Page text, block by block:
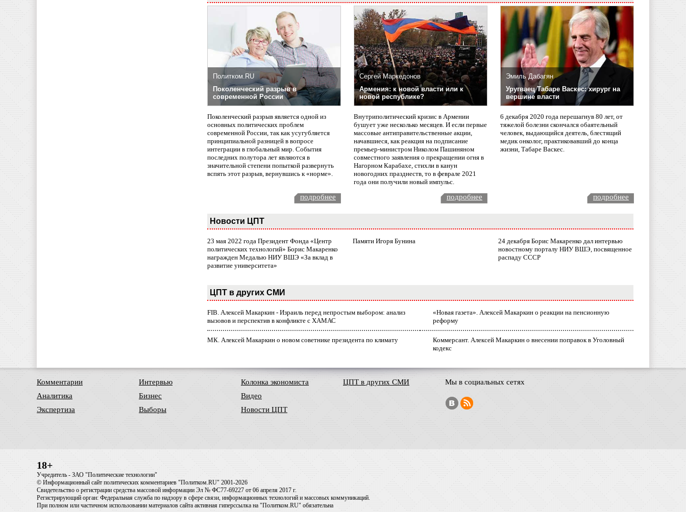
Политком.RU
Поколенческий разрыв в
современной России
Поколенческий разрыв является одной из
основных политических проблем
современной России, так как усугубляется
принципиальной разницей в вопросе
интеграции в глобальный мир. События
последних полутора лет являются в
значительной степени попыткой развернуть
вспять этот разрыв, вернувшись к «норме».
Сергей Маркедонов
Армения: к новой власти или к
новой республике?
Внутриполитический кризис в Армении
бушует уже несколько месяцев. И если первые
массовые антиправительственные акции,
начавшиеся, как реакция на подписание
премьер-министром Николом Пашиняном
совместного заявления о прекращении огня в
Нагорном Карабахе, стихли в канун
новогодних празднеств, то в феврале 2021
года они получили новый импульс.
Эмиль Дабагян
Уругваец Табаре Васкес: хирург на
вершине власти
6 декабря 2020 года перешагнув 80 лет, от
тяжелой болезни скончался обаятельный
человек, выдающийся деятель, блестящий
медик онколог, практиковавший до конца
жизни, Табаре Васкес.
подробнее подробнее подробнее
Новости ЦПТ
23 мая 2022 года Президент Фонда «Центр
политических технологий» Борис Макаренко
награжден Медалью НИУ ВШЭ «За вклад в
развитие университета»
Памяти Игоря Бунина
24 декабря Борис Макаренко дал интервью
новостному порталу НИУ ВШЭ, посвященное
распаду СССР
ЦПТ в других СМИ
FIB. Алексей Макаркин - Израиль перед непростым выбором: анализ
вызовов и перспектив в конфликте с ХАМАС
«Новая газета». Алексей Макаркин о реакции на пенсионную
реформу
МК. Алексей Макаркин о новом советнике президента по климату
Коммерсант. Алексей Макаркин о внесении поправок в Уголовный
кодекс
Комментарии
Аналитика
Экспертиза
Интервью
Бизнес
Выборы
Колонка экономиста
Видео
Новости ЦПТ
ЦПТ в других СМИ Мы в социальных сетях
18+
Учредитель - ЗАО "Политические технологии"
© Информационный сайт политических комментариев "Политком.RU" 2001-2026
Свидетельство о регистрации средства массовой информации Эл № ФС77-69227 от 06 апреля 2017 г.
Регистрирующий орган: Федеральная служба по надзору в сфере связи, информационных технологий и массовых коммуникаций.
При полном или частичном использовании материалов сайта активная гиперссылка на "Политком.RU" обязательна